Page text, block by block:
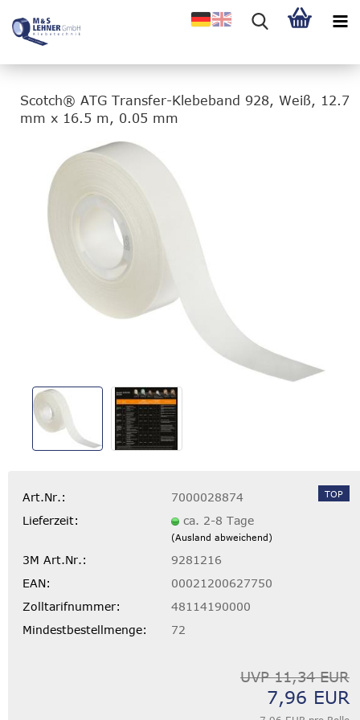
Scotch® ATG Transfer-Klebeband 928, Weiß, 12.7
mm x 16.5 m, 0.05 mm
TOP
Art.Nr.:
7000028874
Lieferzeit:
ca. 2-8 Tage
(Ausland abweichend)
3M Art.Nr.:
9281216
EAN:
00021200627750
Zolltarifnummer:
48114190000
Mindestbestellmenge:
72
UVP 11,34 EUR
7,96 EUR